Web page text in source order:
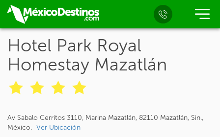
Hotel Park Royal
Homestay Mazatlán
Av Sabalo Cerritos 3110, Marina Mazatlán, 82110 Mazatlán, Sin.,
México. Ver Ubicación